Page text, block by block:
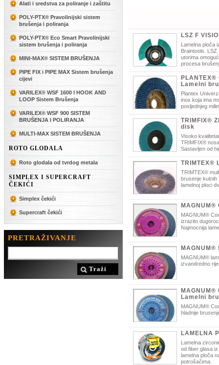
Alati i sredstva za poliranje i zaštitu
POLY-PTX® Pravolinijski sistem
brušenja i poliranja
POLY-PTX® Eco Smart Pravolinijski
sistem brušenja i poliranja
MINI-MAX® SISTEM BRUŠENJA
PIPE FIX i PIPE MAX Sistem brušenja
cijevi
VARILEX® WSF 1600 I HOOK AND
LOOP Sistem Brušenja
VARILEX® WSF 900 SISTEM
BRUŠENJA I POLIRANJA
MULTI-MAX SISTEM BRUŠENJA
ROTO GLODALA
Roto glodala od tvrdog metala
SIMPLEX I SUPERCRAFT
ČEKIĆI
Simplex čekići
Supercraft čekići
PRETRAŽIVANJE
Traži
LSZ F
Lamelna ploča
Braintools. LSZ
utorima
procesa
Lamelni
Plantex
inox koja ima
posljednjeg
TRIMFIX®
disk
Visoko
TRIMFIX®
Sastavljen od
TRIMTEX®
TRIMTEX®
brusenje kutnih
lamelnoj ploci
MAGNUM®
MAGNUM®
izrazito
Najmocnija
MAGNUM®
izvandredno
MAGNUM®
Lamelni
MAGNUM®
hladnije
LAMELNA
Lamelna
od fiber glasa iz
lamelna ploča
potrošačima.